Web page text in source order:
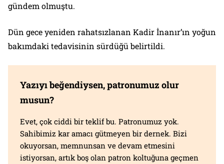
gündem olmuştu.
Dün gece yeniden rahatsızlanan Kadir İnanır’ın yoğun
bakımdaki tedavisinin sürdüğü belirtildi.
Yazıyı beğendiysen, patronumuz olur
musun?
Evet, çok ciddi bir teklif bu. Patronumuz yok.
Sahibimiz kar amacı gütmeyen bir dernek. Bizi
okuyorsan, memnunsan ve devam etmesini
istiyorsan, artık boş olan patron koltuğuna geçmen